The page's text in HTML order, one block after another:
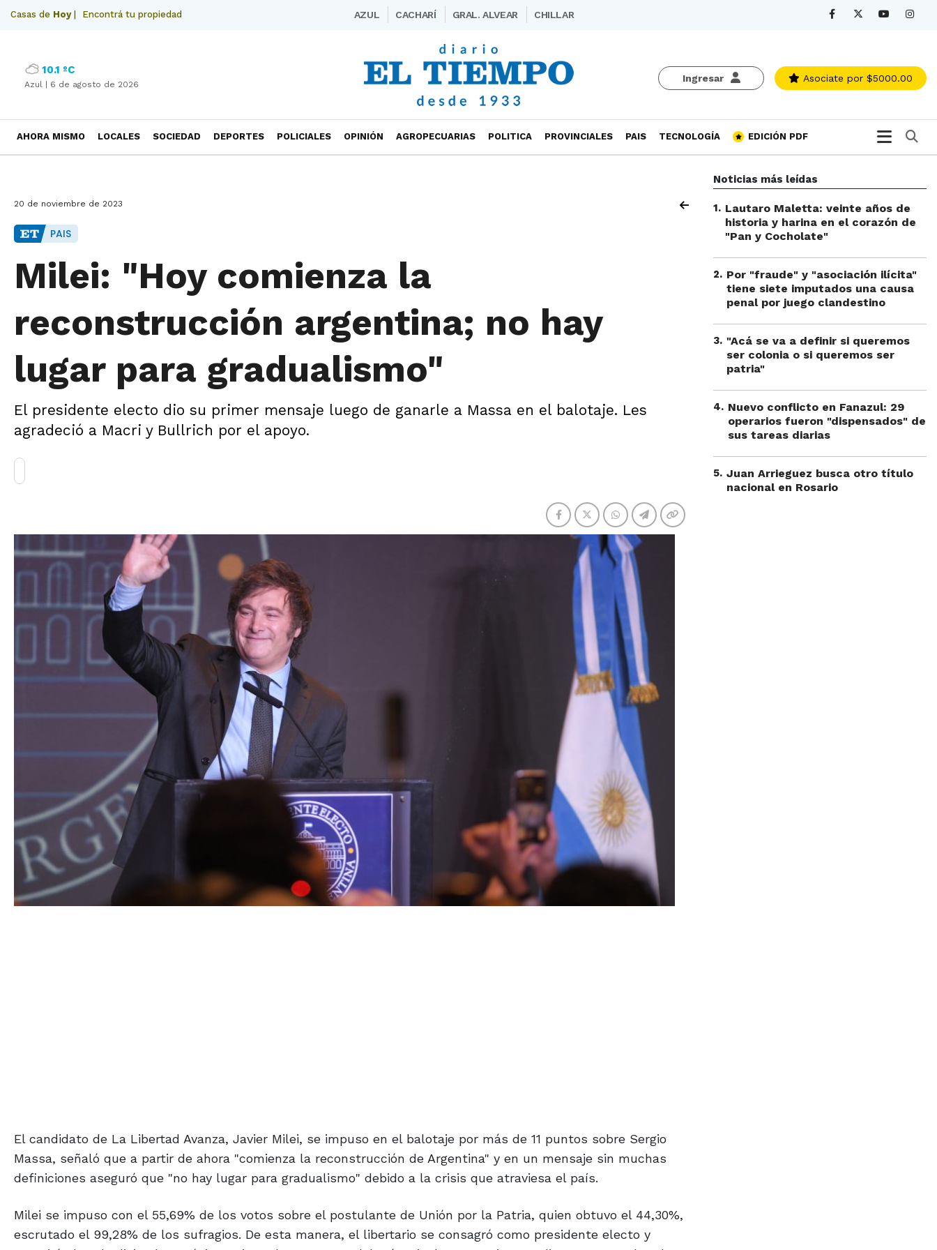
Casas de Hoy| Encontrá tu propiedad AZUL CACHARÍ GRAL. ALVEAR CHILLAR
Ingresar Asociate por $5000.00
10.1 ºC
Azul | 6 de agosto de 2026
AHORA MISMO LOCALES SOCIEDAD DEPORTES POLICIALES OPINIÓN AGROPECUARIAS POLITICA PROVINCIALES PAIS TECNOLOGÍA EDICIÓN PDF
20 de noviembre de 2023
PAIS
Milei: "Hoy comienza la
reconstrucción argentina; no hay
lugar para gradualismo"
El presidente electo dio su primer mensaje luego de ganarle a Massa en el balotaje. Les
agradeció a Macri y Bullrich por el apoyo.
El candidato de La Libertad Avanza, Javier Milei, se impuso en el balotaje por más de 11 puntos sobre Sergio
Massa, señaló que a partir de ahora "comienza la reconstrucción de Argentina" y en un mensaje sin muchas
definiciones aseguró que "no hay lugar para gradualismo" debido a la crisis que atraviesa el país.
Milei se impuso con el 55,69% de los votos sobre el postulante de Unión por la Patria, quien obtuvo el 44,30%,
escrutado el 99,28% de los sufragios. De esta manera, el libertario se consagró como presidente electo y
Noticias más leídas
1. Lautaro Maletta: veinte años de
historia y harina en el corazón de
"Pan y Cocholate"
2. Por "fraude" y "asociación ilícita"
tiene siete imputados una causa
penal por juego clandestino
3. "Acá se va a definir si queremos
ser colonia o si queremos ser
patria"
4. Nuevo conflicto en Fanazul: 29
operarios fueron "dispensados" de
sus tareas diarias
5. Juan Arrieguez busca otro título
nacional en Rosario